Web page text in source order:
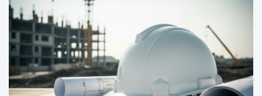
a
b
a
r
o
w
a
R
e
y
m
t